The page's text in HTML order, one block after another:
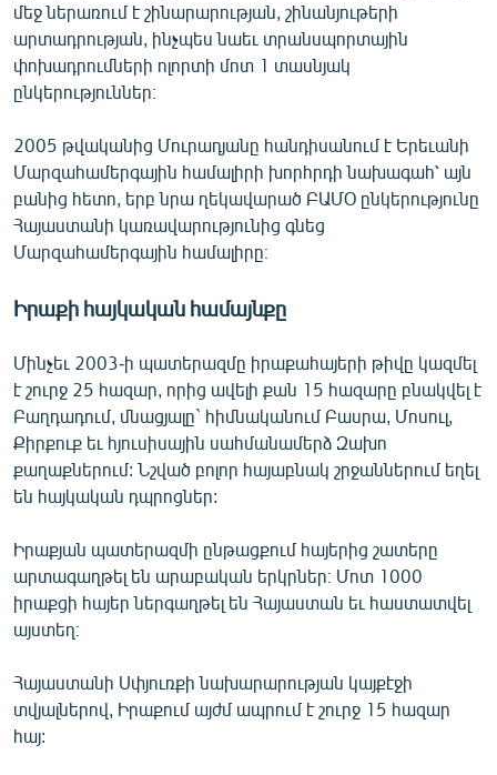
մեջ ներառում է շինարարության, շինանյութերի
արտադրության, ինչպես նաեւ տրանսպորտային
փոխադրումների ոլորտի մոտ 1 տասնյակ
ընկերություններ։
2005 թվականից Մուրադյանը հանդիսանում է Երեւանի
Մարզահամերգային համալիրի խորհրդի նախագահ՝ այն
բանից հետո, երբ նրա ղեկավարած ԲԱՄՕ ընկերությունը
Հայաստանի կառավարությունից գնեց
Մարզահամերգային համալիրը։
Իրաքի հայկական համայնքը
Մինչեւ 2003-ի պատերազմը իրաքահայերի թիվը կազմել
է շուրջ 25 հազար, որից ավելի քան 15 հազարը բնակվել է
Բաղդադում, մնացյալը` հիմնականում Բասրա, Մոսուլ,
Քիրքուք եւ հյուսիսային սահմանամերձ Զախո
քաղաքներում: Նշված բոլոր հայաբնակ շրջաններում եղել
են հայկական դպրոցներ:
Իրաքյան պատերազմի ընթացքում հայերից շատերը
արտագաղթել են արաբական երկրներ։ Մոտ 1000
իրաքցի հայեր ներգաղթել են Հայաստան եւ հաստատվել
այստեղ։
Հայաստանի Սփյուռքի նախարարության կայքէջի
տվյալներով, Իրաքում այժմ ապրում է շուրջ 15 հազար
հայ: